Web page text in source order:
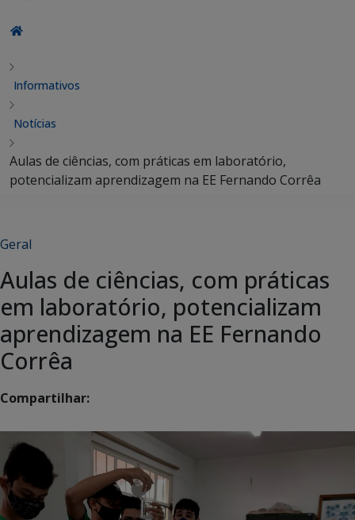
Informativos
Notícias
Aulas de ciências, com práticas em laboratório,
potencializam aprendizagem na EE Fernando Corrêa
Geral
Aulas de ciências, com práticas
em laboratório, potencializam
aprendizagem na EE Fernando
Corrêa
Compartilhar: